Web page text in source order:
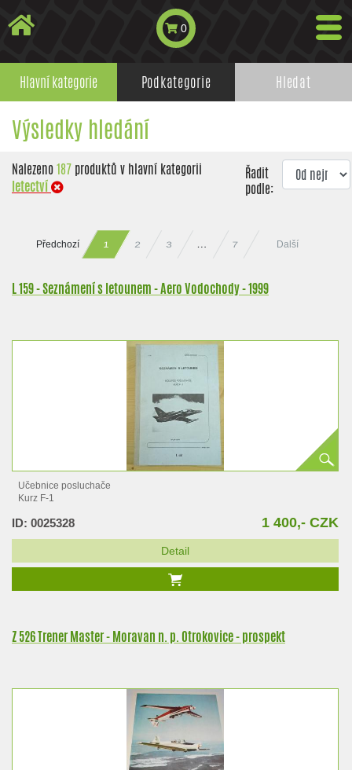
0
Hlavní kategorie Podkategorie Hledat
Výsledky hledání
Nalezeno187 produktů v hlavní kategorii
letectví
Řadit
podle:
Předchozí 1 2 3 … 7 Další
L 159 - Seznámení s letounem - Aero Vodochody - 1999
Učebnice posluchače
Kurz F-1
ID: 0025328 1 400,- CZK
Detail
Z 526 Trener Master - Moravan n. p. Otrokovice - prospekt